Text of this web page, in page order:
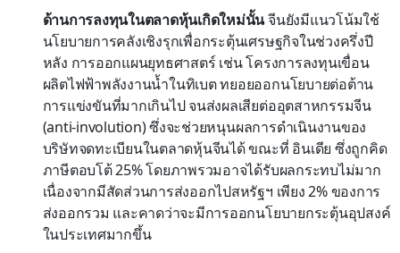
ด้านการลงทุนในตลาดหุ้นเกิดใหม่นั้นจีนยังมีแนวโน้มใช้
นโยบายการคลังเชิงรุกเพื่อกระตุ้นเศรษฐกิจในช่วงครึ่งปี
หลัง การออกแผนยุทธศาสตร์ เช่น โครงการลงทุนเขื่อน
ผลิตไฟฟ้าพลังงานน้ำในทิเบต ทยอยออกนโยบายต่อต้าน
การแข่งขันที่มากเกินไป จนส่งผลเสียต่ออุตสาหกรรมจีน
(anti-involution) ซึ่งจะช่วยหนุนผลการดำเนินงานของ
บริษัทจดทะเบียนในตลาดหุ้นจีนได้ ขณะที่ อินเดีย ซึ่งถูกคิด
ภาษีตอบโต้ 25% โดยภาพรวมอาจได้รับผลกระทบไม่มาก
เนื่องจากมีสัดส่วนการส่งออกไปสหรัฐฯ เพียง 2% ของการ
ส่งออกรวม และคาดว่าจะมีการออกนโยบายกระตุ้นอุปสงค์
ในประเทศมากขึ้น